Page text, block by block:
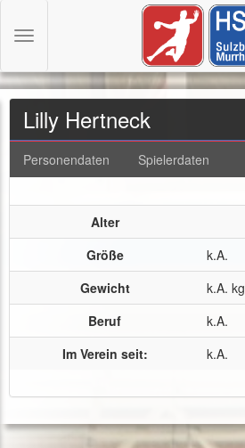
Lilly Hertneck
Personendaten Spielerdaten
Alter
Größe
k.A.
Gewicht
k.A. kg
Beruf
k.A.
Im Verein seit:
k.A.
Toggle